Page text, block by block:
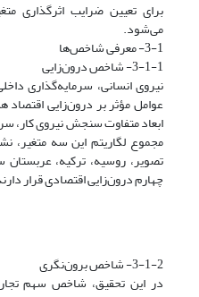
برای تعیین ضرایب اثر‌گذاری
می‌شود.
3-1- معرفی شاخص‌ها
3-1-1- شاخص درون‌زایی
نیروی انسانی، سرمایه‌گذاری
ابعاد متفاوت سنجش نیروی کار،
مجموع لگاریتم این سه متغیر،
تصویر، روسیه، ترکیه،
چهارم درون‌زایی اقتصادی قرار
3-1-2- شاخص برون‌نگری
در این تحقیق، شاخص سهم